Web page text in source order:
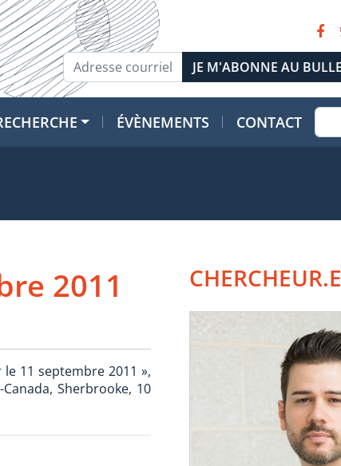
ÉVÈNEMENTS CONTACT
2011
11 septembre 2011 »,
Sherbrooke, 10
CHERCHEUR.E